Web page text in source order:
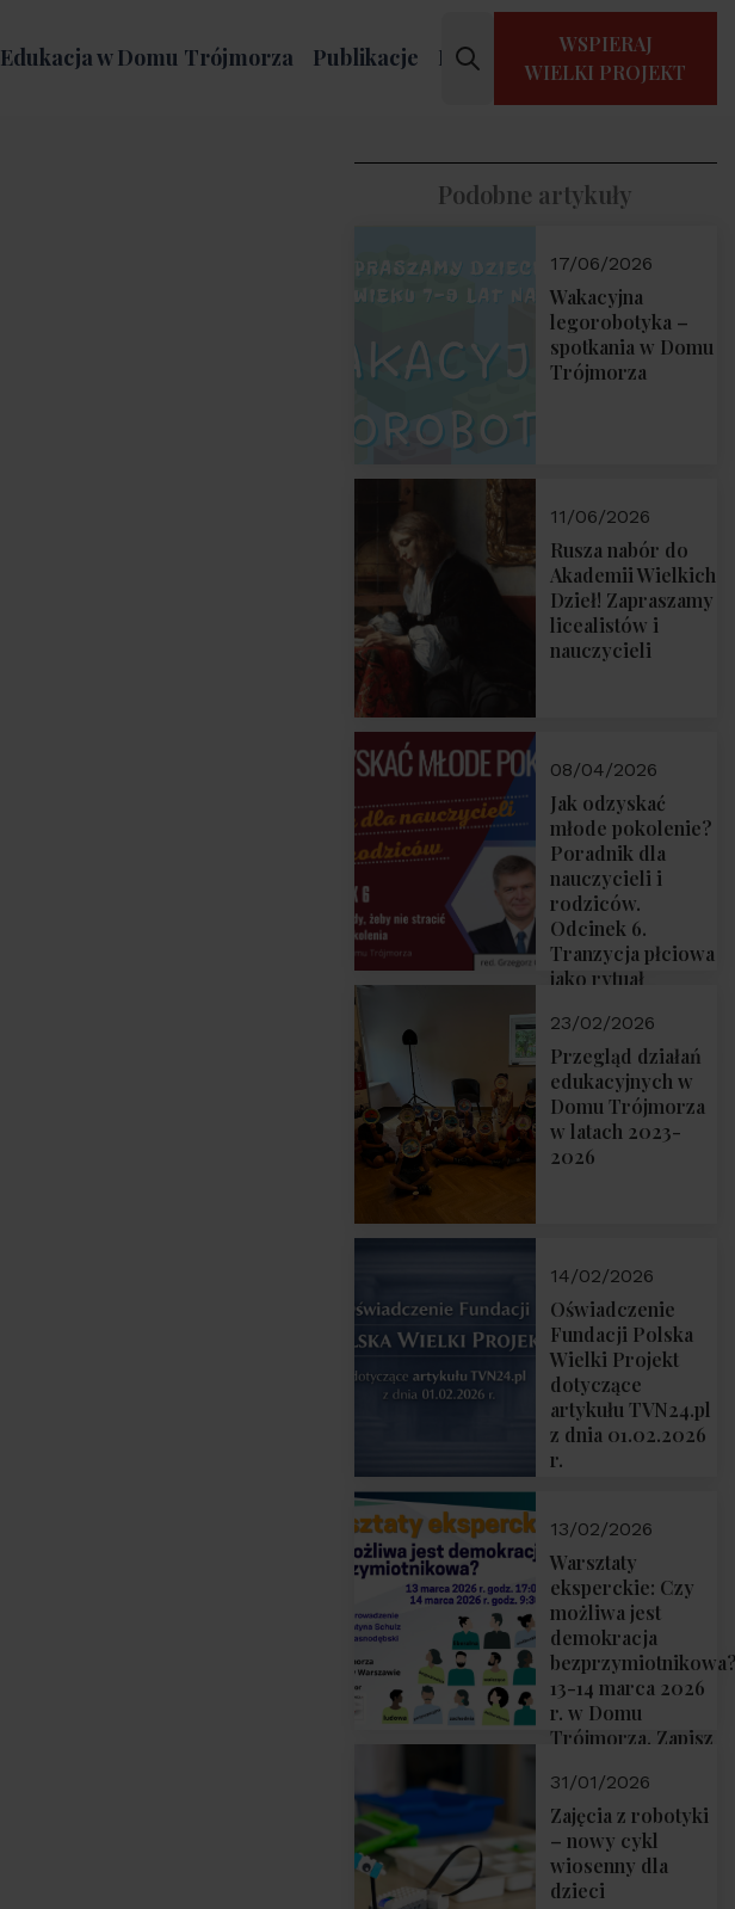
Edukacja w Domu Trójmorza Publikacje Kontakt
WSPIERAJ
WIELKI PROJEKT
Podobne artykuły
17/06/2026
Wakacyjna
legorobotyka –
spotkania w Domu
Trójmorza
11/06/2026
Rusza nabór do
Akademii Wielkich
Dzieł! Zapraszamy
licealistów i
nauczycieli
08/04/2026
Jak odzyskać
młode pokolenie?
Poradnik dla
nauczycieli i
rodziców.
Odcinek 6.
Tranzycja płciowa
jako rytuał
Rozmawiają red.
Grzegorz Górny i
prof. Michał
Łuczewski
23/02/2026
Przegląd działań
edukacyjnych w
Domu Trójmorza
w latach 2023-
2026
14/02/2026
Oświadczenie
Fundacji Polska
Wielki Projekt
dotyczące
artykułu TVN24.pl
z dnia 01.02.2026
r.
13/02/2026
Warsztaty
eksperckie: Czy
możliwa jest
demokracja
13-14 marca 2026
r. w Domu
Trójmorza. Zapisz
31/01/2026
Zajęcia z robotyki
– nowy cykl
wiosenny dla
dzieci